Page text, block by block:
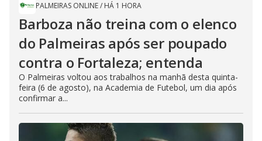
PALMEIRAS ONLINE/ HÁ 1 HORA
Barboza não treina com o elenco
do Palmeiras após ser poupado
contra o Fortaleza; entenda
O Palmeiras voltou aos trabalhos na manhã desta quinta-
feira (6 de agosto), na Academia de Futebol, um dia após
confirmar a...